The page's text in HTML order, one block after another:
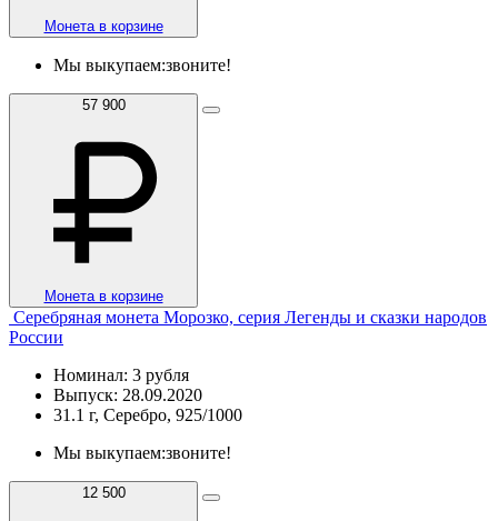
Монета в корзине
Мы выкупаем:звоните!
57 900
Монета в корзине
Серебряная монета Морозко, серия Легенды и сказки народов
России
Номинал: 3 рубля
Выпуск: 28.09.2020
31.1 г, Серебро, 925/1000
Мы выкупаем:звоните!
12 500